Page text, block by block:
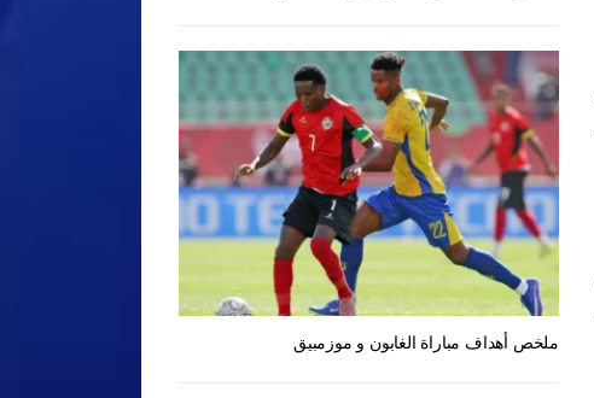
ملخص أهداف مباراة الغابون و موزمبيق